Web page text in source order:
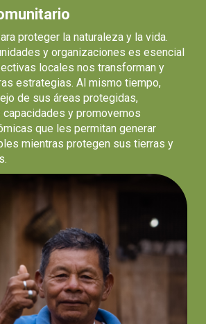
proteger la naturaleza y la vida.
y organizaciones es esencial
locales nos transforman y
estrategias. Al mismo tiempo,
de sus áreas protegidas,
y promovemos
que les permitan generar
mientras protegen sus tierras y